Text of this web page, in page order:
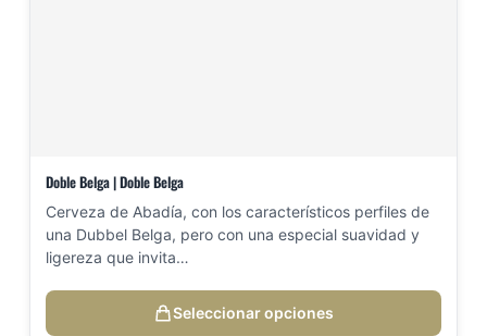
Doble Belga | Doble Belga
Cerveza de Abadía, con los característicos perfiles de
una Dubbel Belga, pero con una especial suavidad y
ligereza que invita…
Seleccionar opciones